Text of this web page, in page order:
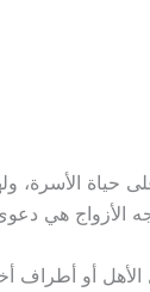
حياة الأسرة،
الأزواج هي
أو أطراف